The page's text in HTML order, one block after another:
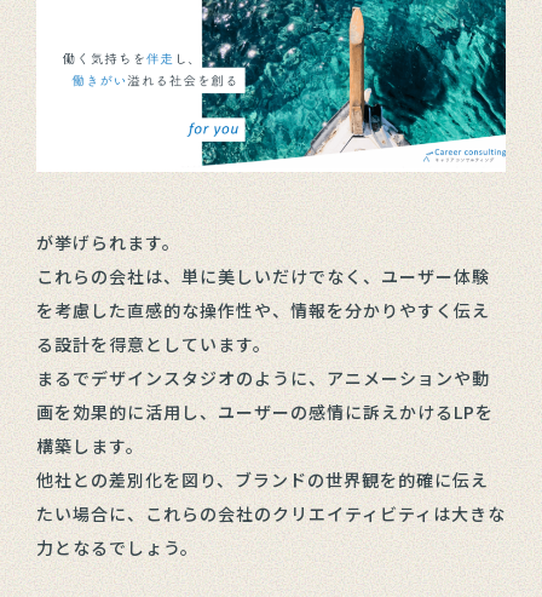
が挙げられます。
これらの会社は、単に美しいだけでなく、ユーザー体験
を考慮した直感的な操作性や、情報を分かりやすく伝え
る設計を得意としています。
まるでデザインスタジオのように、アニメーションや動
画を効果的に活用し、ユーザーの感情に訴えかけるLPを
構築します。
他社との差別化を図り、ブランドの世界観を的確に伝え
たい場合に、これらの会社のクリエイティビティは大きな
力となるでしょう。